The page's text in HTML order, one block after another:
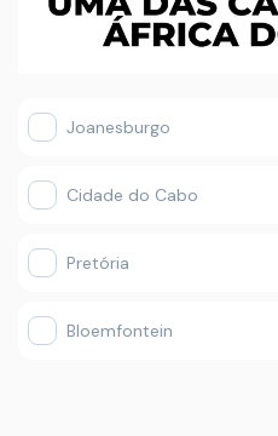
Joanesburgo
Cidade do Cabo
Pretória
Bloemfontein